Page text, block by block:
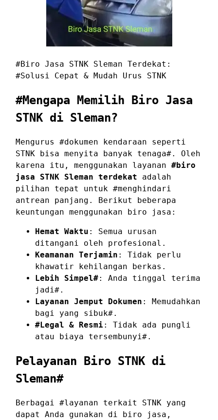
#Biro Jasa STNK Sleman Terdekat:
#Solusi Cepat & Mudah Urus STNK
#Mengapa Memilih Biro Jasa
STNK di Sleman?
Mengurus #dokumen kendaraan seperti
STNK bisa menyita banyak tenaga#. Oleh
karena itu, menggunakan layanan #biro
jasa STNK Sleman terdekat adalah
pilihan tepat untuk #menghindari
antrean panjang. Berikut beberapa
keuntungan menggunakan biro jasa:
Hemat Waktu : Semua urusan
ditangani oleh profesional.
Keamanan Terjamin : Tidak perlu
khawatir kehilangan berkas.
Lebih Simpel#: Anda tinggal terima
jadi#.
Layanan Jemput Dokumen : Memudahkan
bagi yang sibuk#.
#Legal & Resmi: Tidak ada pungli
atau biaya tersembunyi#.
Pelayanan Biro STNK di
Sleman#
Berbagai #layanan terkait STNK yang
dapat Anda gunakan di biro jasa,